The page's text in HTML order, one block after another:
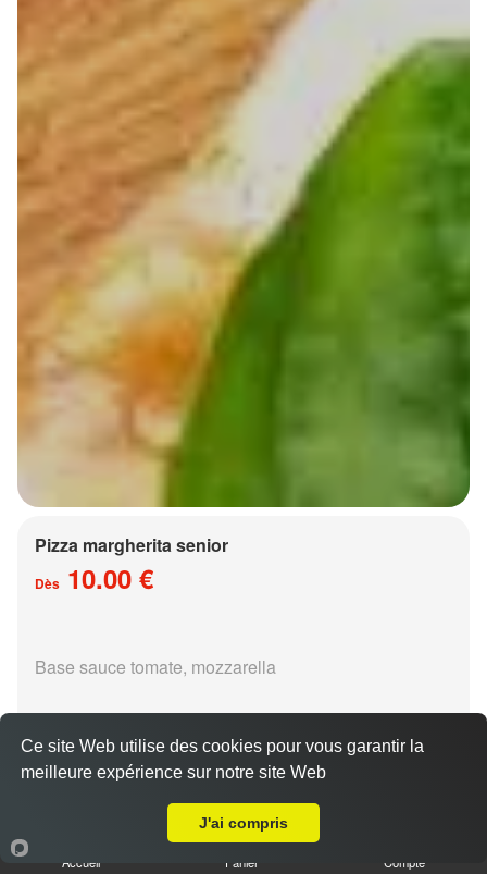
Pizza margherita senior
Dès 10.00 €
Base sauce tomate, mozzarella
15.00 €
Accueil Panier Compte
Ce site Web utilise des cookies pour vous garantir la
meilleure expérience sur notre site Web
J'ai compris